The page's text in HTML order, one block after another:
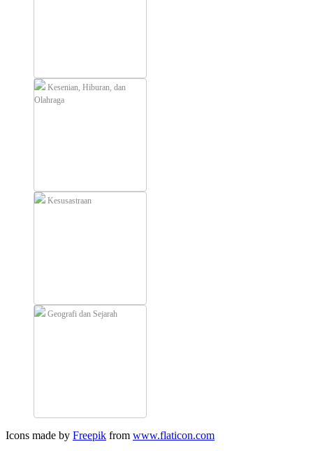
Kesenian, Hiburan, dan
Olahraga
Kesusastraan
Geografi dan Sejarah
Icons made by Freepik from www.flaticon.com